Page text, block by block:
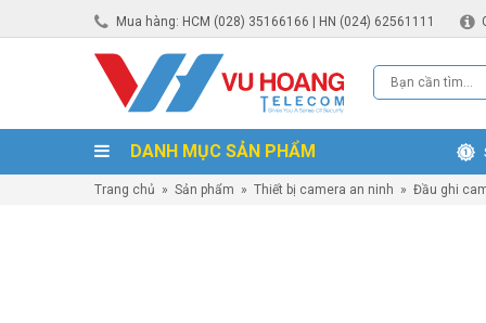
Mua hàng: HCM (028) 35166166 | HN (024) 62561111
DANH MỤC SẢN PHẨM
Trang chủ » Sản phẩm » Thiết bị camera an ninh » Đầu ghi